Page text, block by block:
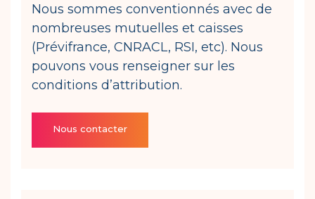
Nous sommes conventionnés avec de
nombreuses mutuelles et caisses
(Prévifrance, CNRACL, RSI, etc). Nous
pouvons vous renseigner sur les
conditions d’attribution.
Nous contacter